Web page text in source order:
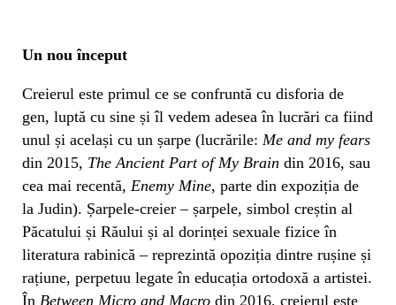
Un nou început
Creierul este primul ce se confruntă cu disforia de
gen, luptă cu sine și îl vedem adesea în lucrări ca fiind
unul și același cu un șarpe (lucrările: Me and my fears
din 2015, The Ancient Part of My Brain din 2016, sau
cea mai recentă, Enemy Mine, parte din expoziția de
la Judin). Șarpele-creier – șarpele, simbol creștin al
Păcatului și Răului și al dorinței sexuale fizice în
literatura rabinică – reprezintă opoziția dintre rușine și
rațiune, perpetuu legate în educația ortodoxă a artistei.
În Between Micro and Macro din 2016, creierul este